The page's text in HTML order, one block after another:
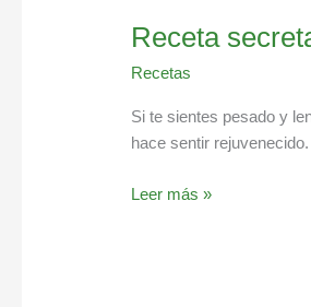
Receta
Recetas
Si te sientes pesado y
hace sentir rejuvenecido.
Leer más »